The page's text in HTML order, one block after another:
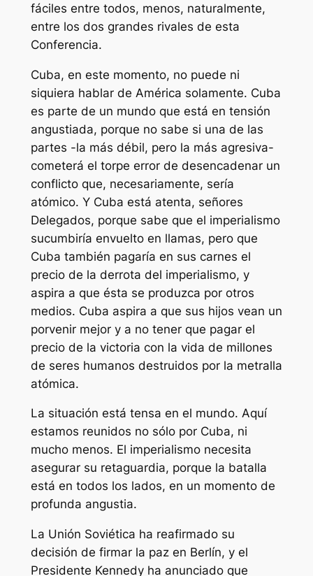
fáciles entre todos, menos, naturalmente,
entre los dos grandes rivales de esta
Conferencia.
Cuba, en este momento, no puede ni
siquiera hablar de América solamente. Cuba
es parte de un mundo que está en tensión
angustiada, porque no sabe si una de las
partes -la más débil, pero la más agresiva-
cometerá el torpe error de desencadenar un
conflicto que, necesariamente, sería
atómico. Y Cuba está atenta, señores
Delegados, porque sabe que el imperialismo
sucumbiría envuelto en llamas, pero que
Cuba también pagaría en sus carnes el
precio de la derrota del imperialismo, y
aspira a que ésta se produzca por otros
medios. Cuba aspira a que sus hijos vean un
porvenir mejor y a no tener que pagar el
precio de la victoria con la vida de millones
de seres humanos destruidos por la metralla
atómica.
La situación está tensa en el mundo. Aquí
estamos reunidos no sólo por Cuba, ni
mucho menos. El imperialismo necesita
asegurar su retaguardia, porque la batalla
está en todos los lados, en un momento de
profunda angustia.
La Unión Soviética ha reafirmado su
decisión de firmar la paz en Berlín, y el
Presidente Kennedy ha anunciado que